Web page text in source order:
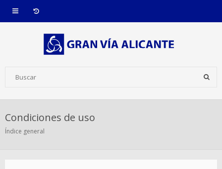
Condiciones de uso
Índice general